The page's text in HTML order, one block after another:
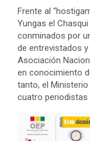
Frente al
Yungas el
conminados por
de entrevistados
Asociación
en conocimiento
tanto, el
cuatro